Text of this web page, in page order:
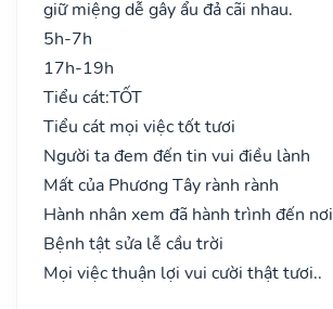
giữ miệng dễ gây ẩu đả cãi nhau.
5h-7h
17h-19h
Tiểu cát:TỐT
Tiểu cát mọi việc tốt tươi
Người ta đem đến tin vui điều lành
Mất của Phương Tây rành rành
Hành nhân xem đã hành trình đến nơi
Bệnh tật sửa lễ cầu trời
Mọi việc thuận lợi vui cười thật tươi..